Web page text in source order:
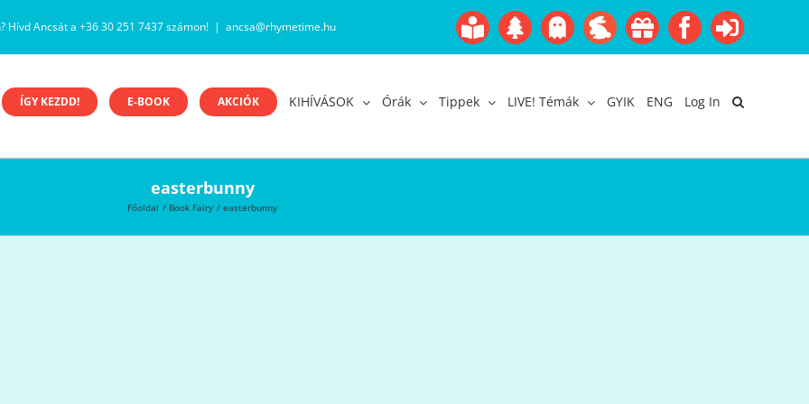
Hívd Ancsát a +36 30 251 7437 számon! | ancsa@rhymetime.hu
Boofairy
Gyerekangol
AdventHalloween
EasterAkcióFacebook
Login
ÍGY KEZDD! E-BOOK AKCIÓK KIHÍVÁSOK Órák Tippek LIVE! Témák GYIK ENG Log In
easterbunny
Főoldal Book Fairy easterbunny